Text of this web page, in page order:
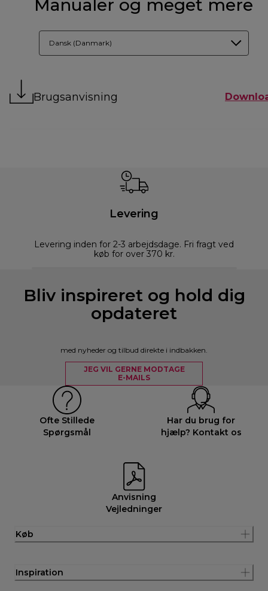
Manualer og meget mere
Dansk (Danmark)
Brugsanvisning
Levering
Levering inden for 2-3 arbejdsdage. Fri fragt ved
køb for over 370 kr.
Bliv inspireret og hold dig
opdateret
med nyheder og tilbud direkte i indbakken.
JEG VIL GERNE MODTAGE
E-MAILS
Ofte Stillede
Spørgsmål
Har du brug for
hjælp? Kontakt os
Anvisning
Vejledninger
Køb
Inspiration